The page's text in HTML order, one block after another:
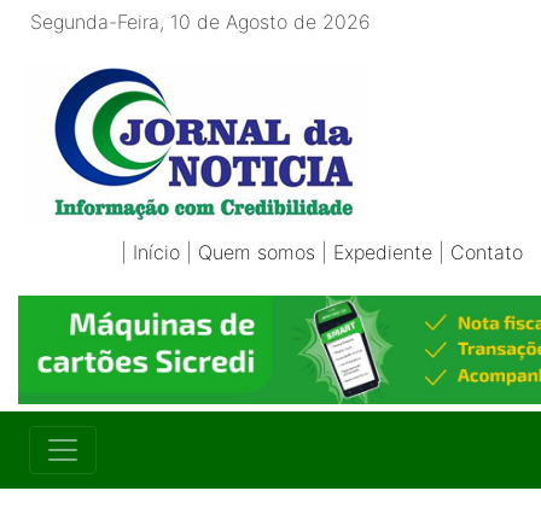
Segunda-Feira, 10 de Agosto de 2026
Início Quem somos Expediente Contato